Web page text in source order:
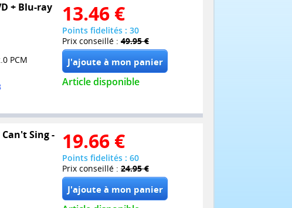
+ Blu-ray
PCM
13.46 €
Points fidelités : 30
Prix conseillé : 49.95 €
Article disponible
Sing -
19.66 €
Points fidelités : 60
Prix conseillé : 24.95 €